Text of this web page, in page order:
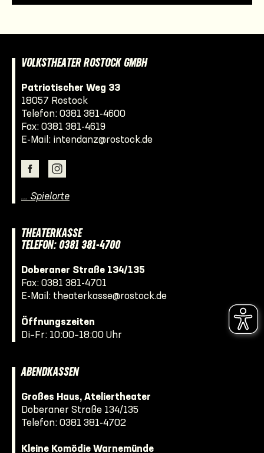
VOLKSTHEATER ROSTOCK GMBH
Patriotischer Weg 33
18057 Rostock
Telefon: 0381 381-4600
Fax: 0381 381-4619
E-Mail: intendanz@rostock.de
… Spielorte
THEATERKASSE
TELEFON: 0381 381-4700
Doberaner Straße 134/135
Fax: 0381 381-4701
E-Mail: theaterkasse@rostock.de
Öffnungszeiten
Di–Fr: 10:00–18:00 Uhr
ABENDKASSEN
Großes Haus, Ateliertheater
Doberaner Straße 134/135
Telefon: 0381 381-4702
Kleine Komödie Warnemünde